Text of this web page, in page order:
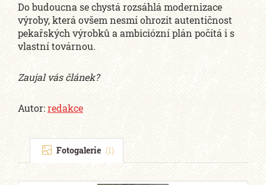
Do budoucna se chystá rozsáhlá modernizace
výroby, která ovšem nesmí ohrozit autentičnost
pekařských výrobků a ambiciózní plán počítá i s
vlastní továrnou.
Zaujal vás článek?
Autor:redakce
Fotogalerie (1)